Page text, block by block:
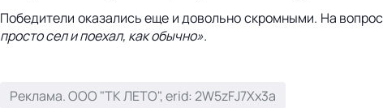
Победители оказались еще и довольно скромными. На
просто сел и поехал, как обычно».
Реклама. ООО "ТК ЛЕТО", erid: 2W5zFJ7Xx3a